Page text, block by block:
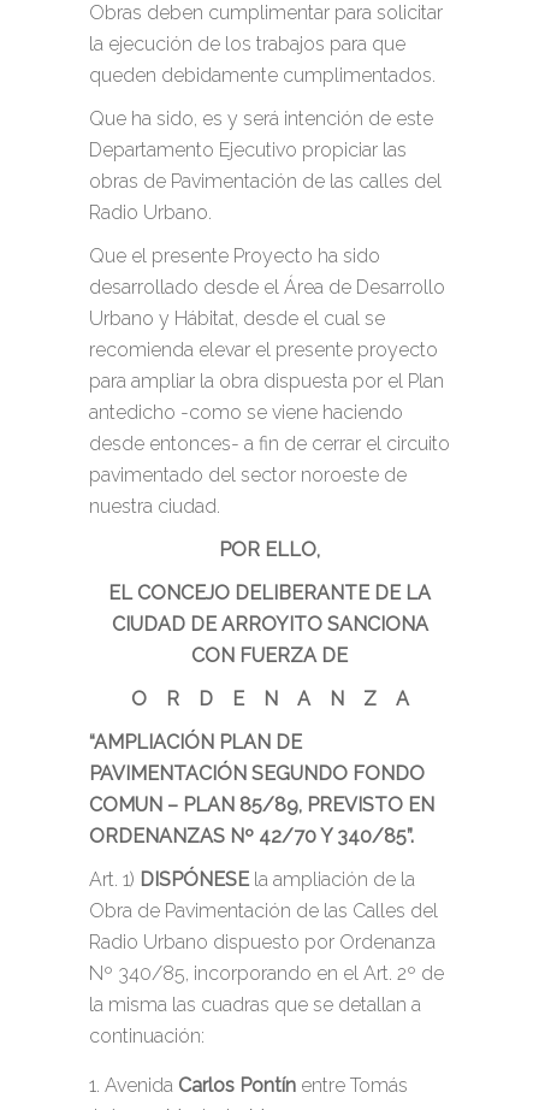
Obras deben cumplimentar para solicitar
la ejecución de los trabajos para que
queden debidamente cumplimentados.
Que ha sido, es y será intención de este
Departamento Ejecutivo propiciar las
obras de Pavimentación de las calles del
Radio Urbano.
Que el presente Proyecto ha sido
desarrollado desde el Área de Desarrollo
Urbano y Hábitat, desde el cual se
recomienda elevar el presente proyecto
para ampliar la obra dispuesta por el Plan
antedicho -como se viene haciendo
desde entonces- a fin de cerrar el circuito
pavimentado del sector noroeste de
nuestra ciudad.
POR ELLO,
EL CONCEJO DELIBERANTE DE LA
CIUDAD DE ARROYITO SANCIONA
CON FUERZA DE
O R D E N A N Z A
“AMPLIACIÓN PLAN DE
PAVIMENTACIÓN SEGUNDO FONDO
COMUN – PLAN 85/89, PREVISTO EN
ORDENANZAS Nº 42/70 Y 340/85”.
Art. 1) DISPÓNESE la ampliación de la
Obra de Pavimentación de las Calles del
Radio Urbano dispuesto por Ordenanza
Nº 340/85, incorporando en el Art. 2º de
la misma las cuadras que se detallan a
continuación:
Avenida Carlos Pontín entre Tomás